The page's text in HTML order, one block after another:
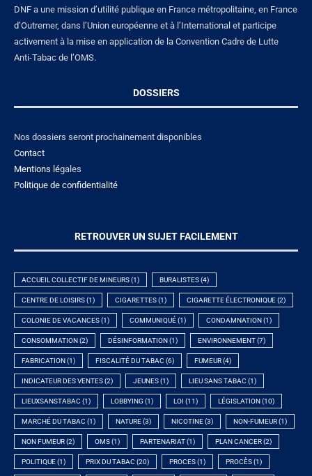
DNF a une mission d’utilité publique en France métropolitaine, en France
d’Outremer, dans l’Union européenne et à l’International et participe
activement à la mise en application de la Convention Cadre de Lutte
Anti-Tabac de l’OMS.
DOSSIERS
Nos dossiers seront prochainement disponibles
Contact
Mentions légales
Politique de confidentialité
RETROUVER UN SUJET FACILEMENT
ACCUEIL COLLECTIF DE MINEURS(1) BURALISTES(4)
CENTRE DE LOISIRS(1) CIGARETTES(1) CIGARETTE ÉLECTRONIQUE(2)
COLONIE DE VACANCES(1) COMMUNIQUÉ(1) CONDAMNATION (1)
CONSOMMATION (2) DÉSINFORMATION (1) ENVIRONNEMENT(7)
FABRICATION (1) FISCALITÉ DU TABAC (6) FUMEUR(4)
INDICATEUR DES VENTES(2) JEUNES(1) LIEU SANS TABAC (1)
LIEUXSANSTABAC (1) LOBBYING (1) LOI (11) LÉGISLATION (10)
MARCHÉ DU TABAC (1) NATURE(3) NICOTINE(3) NON-FUMEUR(1)
NON FUMEUR(2) OMS(1) PARTENARIAT(1) PLAN CANCER(2)
POLITIQUE(1) PRIX DU TABAC (20) PROCES(1) PROCÈS(1)